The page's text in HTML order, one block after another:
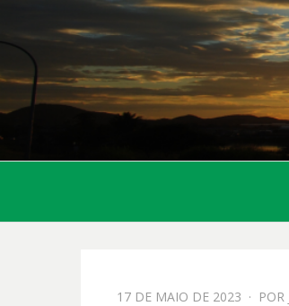
PPOSTADO
17 DE MAIO DE 2023 POR